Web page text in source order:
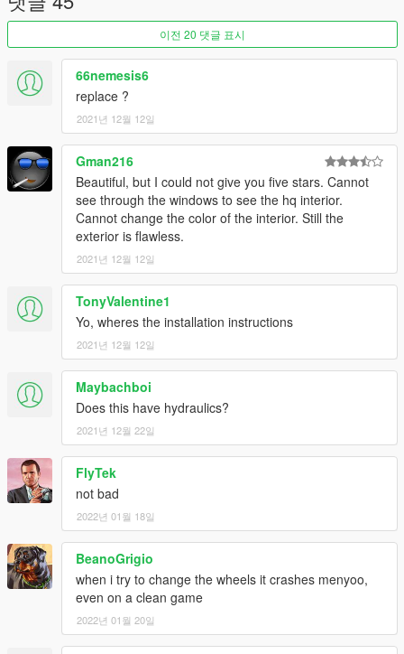
이전 20 댓글 표시
66nemesis6
replace ?
2021년 12월 12일
Gman216
Beautiful, but I could not give you five stars. Cannot
see through the windows to see the hq interior.
Cannot change the color of the interior. Still the
exterior is flawless.
2021년 12월 12일
TonyValentine1
Yo, wheres the installation instructions
2021년 12월 12일
Maybachboi
Does this have hydraulics?
2021년 12월 22일
FlyTek
not bad
2022년 01월 18일
BeanoGrigio
when i try to change the wheels it crashes menyoo,
even on a clean game
2022년 01월 20일